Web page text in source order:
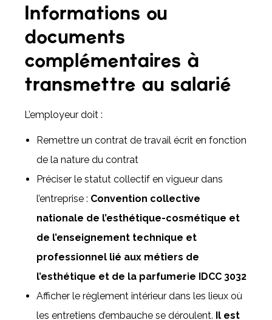
Informations ou
documents
complémentaires à
transmettre au salarié
L’employeur doit :
Remettre un contrat de travail écrit en fonction
de la nature du contrat
Préciser le statut collectif en vigueur dans
l’entreprise : Convention collective
nationale de l’esthétique-cosmétique et
de l’enseignement technique et
professionnel lié aux métiers de
l’esthétique et de la parfumerie IDCC 3032
Afficher le règlement intérieur dans les lieux où
les entretiens d’embauche se déroulent. Il est